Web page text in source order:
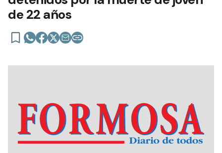
de 22 años